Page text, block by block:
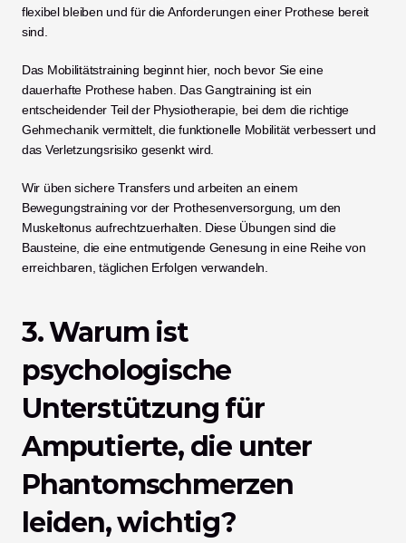
flexibel bleiben und für die Anforderungen einer Prothese bereit
sind.
Das Mobilitätstraining beginnt hier, noch bevor Sie eine
dauerhafte Prothese haben. Das Gangtraining ist ein
entscheidender Teil der Physiotherapie, bei dem die richtige
Gehmechanik vermittelt, die funktionelle Mobilität verbessert und
das Verletzungsrisiko gesenkt wird.
Wir üben sichere Transfers und arbeiten an einem
Bewegungstraining vor der Prothesenversorgung, um den
Muskeltonus aufrechtzuerhalten. Diese Übungen sind die
Bausteine, die eine entmutigende Genesung in eine Reihe von
erreichbaren, täglichen Erfolgen verwandeln.
3. Warum ist
psychologische
Unterstützung für
Amputierte, die unter
Phantomschmerzen
leiden, wichtig?